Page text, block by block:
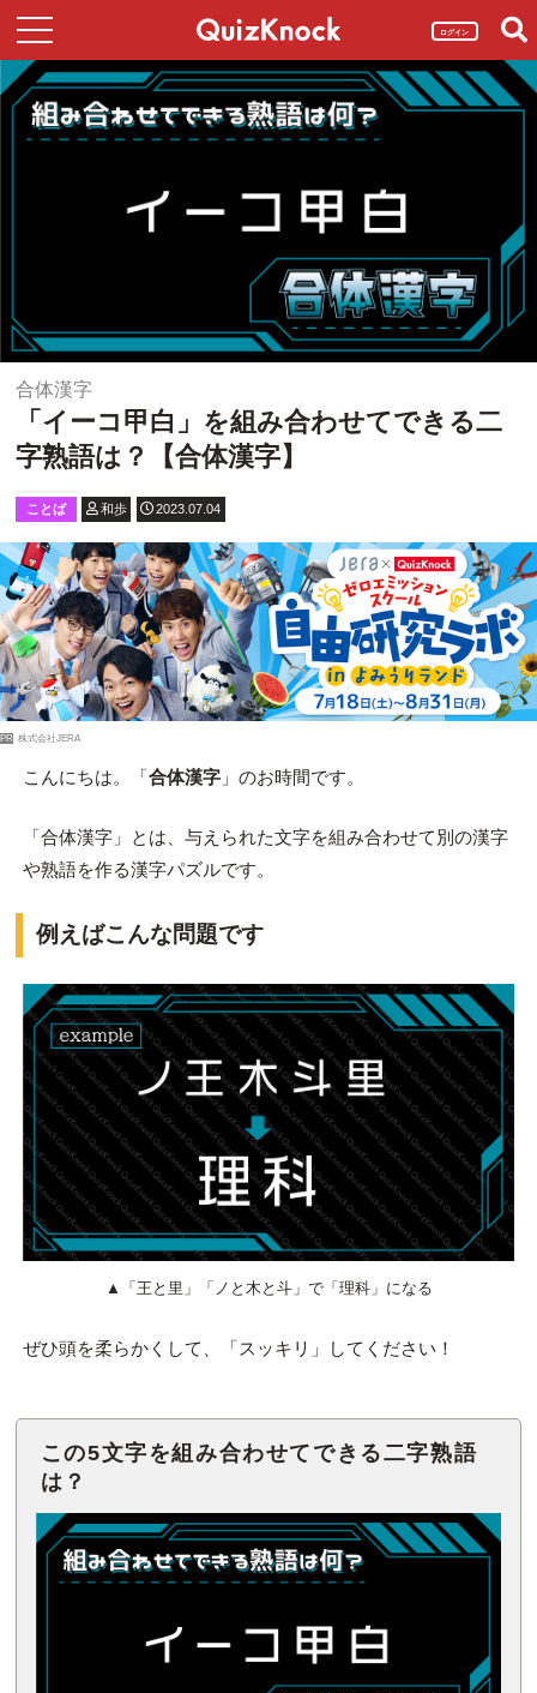
ログイン
合体漢字
「イーコ甲白」を組み合わせてできる二
字熟語は？【合体漢字】
ことば 和歩 2023.07.04
PR 株式会社JERA
こんにちは。「合体漢字」のお時間です。
「合体漢字」とは、与えられた文字を組み合わせて別の漢字
や熟語を作る漢字パズルです。
例えばこんな問題です
▲「王と里」「ノと木と斗」で「理科」になる
ぜひ頭を柔らかくして、「スッキリ」してください！
この5文字を組み合わせてできる二字熟語
は？